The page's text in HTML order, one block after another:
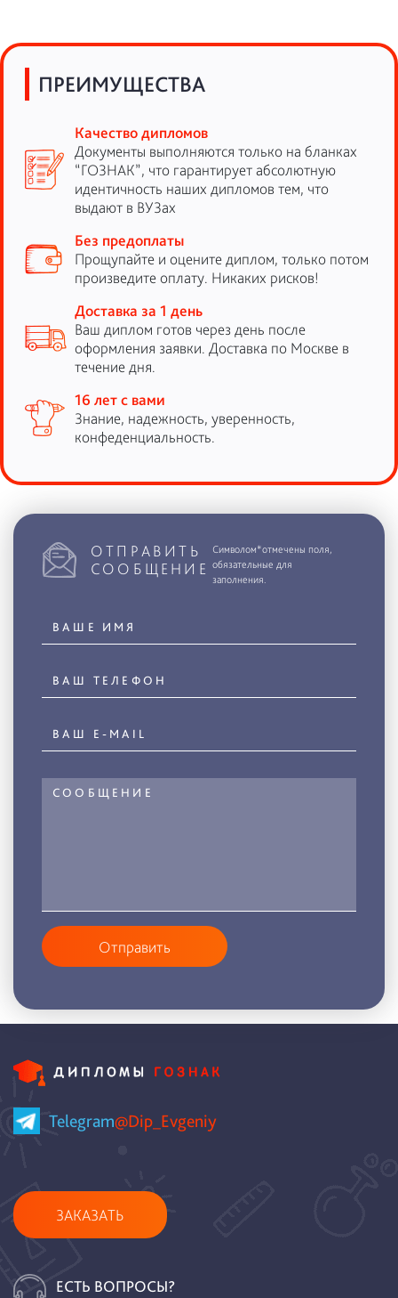
ПРЕИМУЩЕСТВА
Качество дипломов
Документы выполняются только на бланках
“ГОЗНАК”, что гарантирует абсолютную
идентичность наших дипломов тем, что
выдают в ВУЗах
Без предоплаты
Прощупайте и оцените диплом, только потом
произведите оплату. Никаких рисков!
Доставка за 1 день
Ваш диплом готов через день после
оформления заявки. Доставка по Москве в
течение дня.
16 лет с вами
Знание, надежность, уверенность,
конфеденциальность.
ОТПРАВИТЬ
СООБЩЕНИЕ
Символом*отмечены поля,
обязательные для
заполнения.
Отправить
Telegram@Dip_Evgeniy
ЗАКАЗАТЬ
ЕСТЬ ВОПРОСЫ?